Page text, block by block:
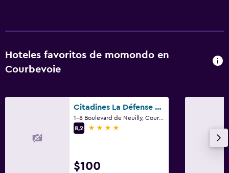
Hoteles favoritos de momondo en
Courbevoie
Citadines La Défense Paris
1-8 Boulevard de Neuilly, Courbevoie, Altos del Sena
8,2
4 estrellas
$100